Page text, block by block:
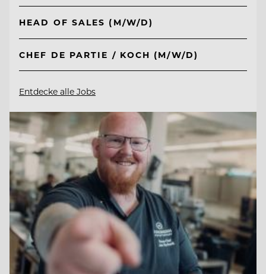
HEAD OF SALES (M/W/D)
CHEF DE PARTIE / KOCH (M/W/D)
Entdecke alle Jobs